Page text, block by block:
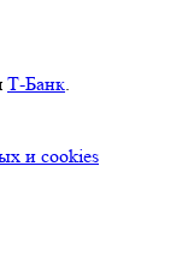
Т-Банк
и cookies